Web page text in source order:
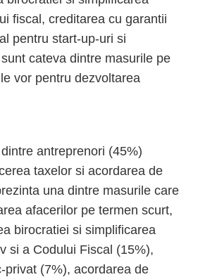
fiscal, creditarea cu garantii
pentru start-up-uri si
cateva dintre masurile pe
vor pentru dezvoltarea
antreprenori (45%)
taxelor si acordarea de
una dintre masurile care
afacerilor pe termen scurt,
birocratiei si simplificarea
si a Codului Fiscal (15%),
privat (7%), acordarea de